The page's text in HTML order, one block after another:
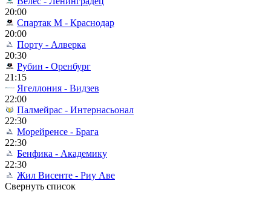
20:00
Спартак М - Краснодар
20:00
Порту - Алверка
20:30
Рубин - Оренбург
21:15
Ягеллония - Видзев
22:00
Палмейрас - Интернасьонал
22:30
Морейренсе - Брага
22:30
Бенфика - Академику
22:30
Жил Висенте - Риу Аве
Свернуть список